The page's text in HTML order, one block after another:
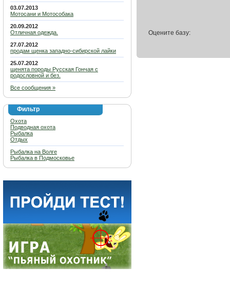
03.07.2013
Мотосани и Мотособака
20.09.2012
Отличная одежда.
27.07.2012
продам щенка западно-сибирской лайки
25.07.2012
щенята породы Русская Гончая с
родословной и без.
Все сообщения »
Фильтр
Охота
Подводная охота
Рыбалка
Отдых
Рыбалка на Волге
Рыбалка в Подмосковье
Оцените базу: